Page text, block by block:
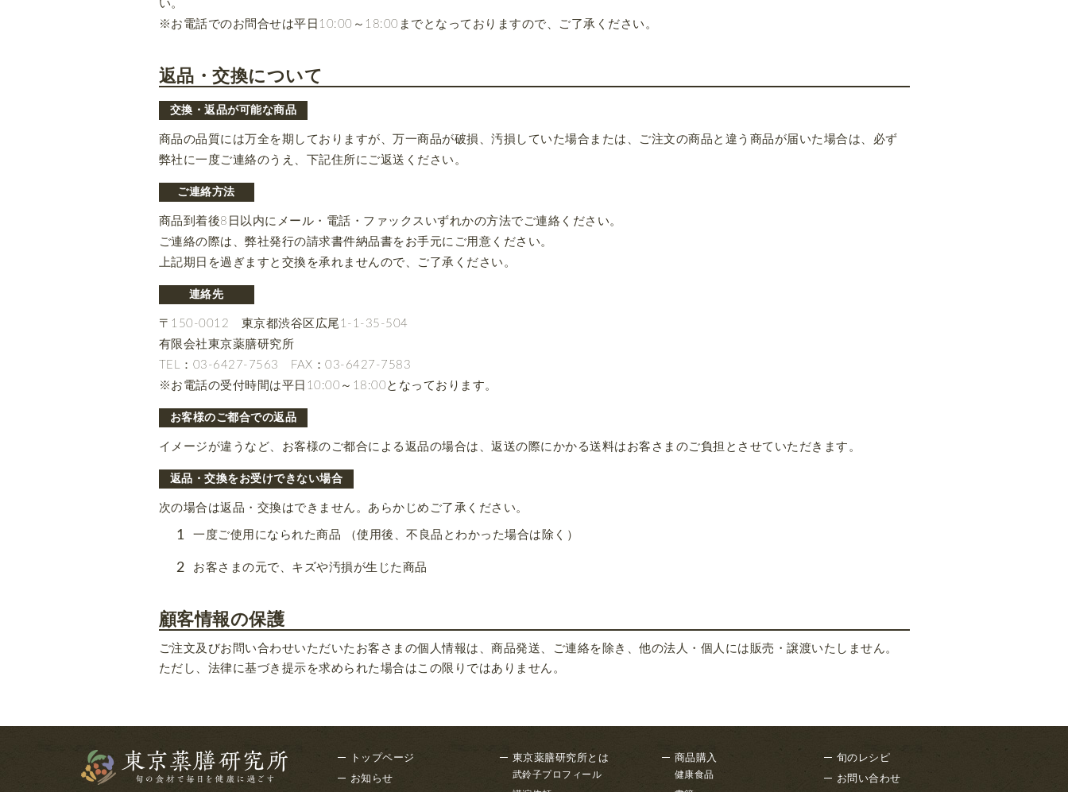
い。
※お電話でのお問合せは平日10:00～18:00までとなっておりますので、ご了承ください。
返品・交換について
交換・返品が可能な商品
商品の品質には万全を期しておりますが、万一商品が破損、汚損していた場合または、ご注文の商品と違う商品が届いた場合は、必ず
弊社に一度ご連絡のうえ、下記住所にご返送ください。
ご連絡方法
商品到着後8日以内にメール・電話・ファックスいずれかの方法でご連絡ください。
ご連絡の際は、弊社発行の請求書件納品書をお手元にご用意ください。
上記期日を過ぎますと交換を承れませんので、ご了承ください。
連絡先
〒150-0012 東京都渋谷区広尾1-1-35-504
有限会社東京薬膳研究所
TEL：03-6427-7563 FAX：03-6427-7583
※お電話の受付時間は平日10:00～18:00となっております。
お客様のご都合での返品
イメージが違うなど、お客様のご都合による返品の場合は、返送の際にかかる送料はお客さまのご負担とさせていただきます。
返品・交換をお受けできない場合
次の場合は返品・交換はできません。あらかじめご了承ください。
一度ご使用になられた商品 （使用後、不良品とわかった場合は除く）
お客さまの元で、キズや汚損が生じた商品
顧客情報の保護
ご注文及びお問い合わせいただいたお客さまの個人情報は、商品発送、ご連絡を除き、他の法人・個人には販売・譲渡いたしません。
ただし、法律に基づき提示を求められた場合はこの限りではありません。
トップページ
お知らせ
東京薬膳研究所とは
武鈴子プロフィール
商品購入
健康食品
旬のレシピ
お問い合わせ